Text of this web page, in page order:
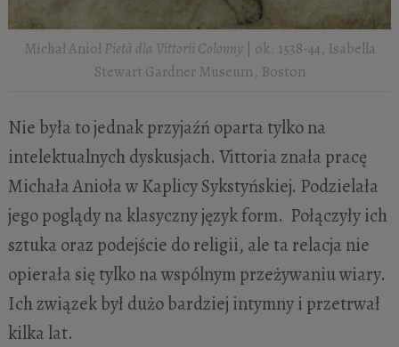
Michał Anioł Pietà dla Vittorii Colonny| ok. 1538-44, Isabella
Stewart Gardner Museum, Boston
Nie była to jednak przyjaźń oparta tylko na
intelektualnych dyskusjach. Vittoria znała pracę
Michała Anioła w Kaplicy Sykstyńskiej. Podzielała
jego poglądy na klasyczny język form. Połączyły ich
sztuka oraz podejście do religii, ale ta relacja nie
opierała się tylko na wspólnym przeżywaniu wiary.
Ich związek był dużo bardziej intymny i przetrwał
kilka lat.